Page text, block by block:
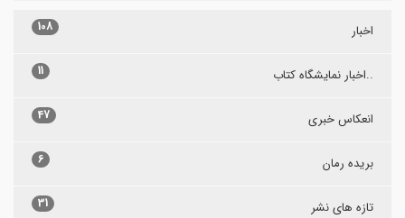
اخبار 108
..اخبار نمایشگاه کتاب 11
انعکاس خبری 47
بریده رمان 6
تازه های نشر 31